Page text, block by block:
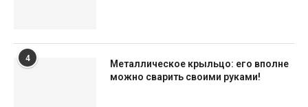
4
Металлическое крыльцо: его вполне
можно сварить своими руками!